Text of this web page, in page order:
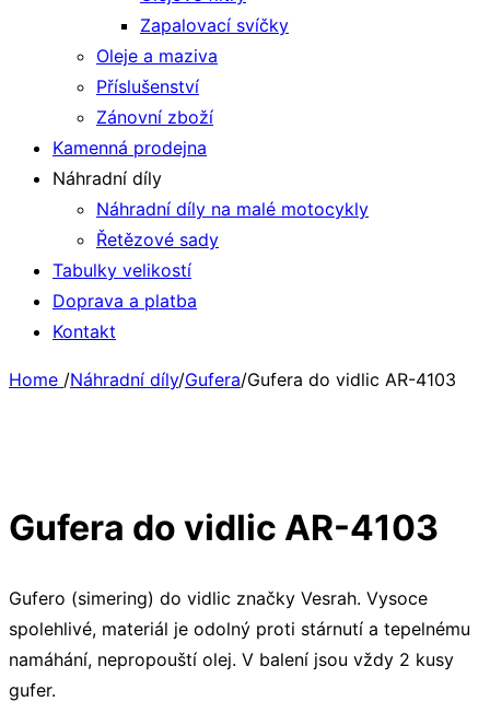
Zapalovací svíčky
Oleje a maziva
Příslušenství
Zánovní zboží
Kamenná prodejna
Náhradní díly
Náhradní díly na malé motocykly
Řetězové sady
Tabulky velikostí
Doprava a platba
Kontakt
Home /Náhradní díly/Gufera/Gufera do vidlic AR-4103
Gufera do vidlic AR-4103
Gufero (simering) do vidlic značky Vesrah. Vysoce
spolehlivé, materiál je odolný proti stárnutí a tepelnému
namáhání, nepropouští olej. V balení jsou vždy 2 kusy
gufer.